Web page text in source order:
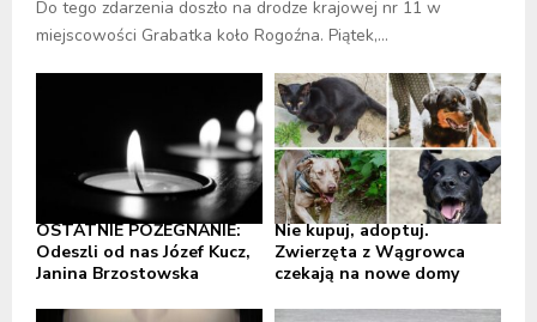
Do tego zdarzenia doszło na drodze krajowej nr 11 w
miejscowości Grabatka koło Rogoźna. Piątek,...
OSTATNIE POŻEGNANIE:
Odeszli od nas Józef Kucz,
Janina Brzostowska
Nie kupuj, adoptuj.
Zwierzęta z Wągrowca
czekają na nowe domy